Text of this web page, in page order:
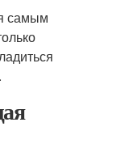
самым